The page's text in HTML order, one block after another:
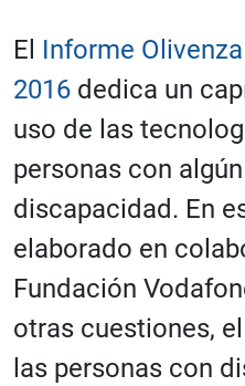
El Informe
2016 dedica un
uso de las
personas con
discapacidad. En
elaborado en
Fundación
otras cuestiones,
las personas con